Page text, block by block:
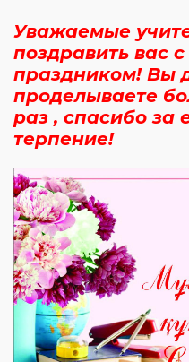
Уважаемые
поздравить вас
праздником! Вы
проделываете
раз , спасибо за
терпение!